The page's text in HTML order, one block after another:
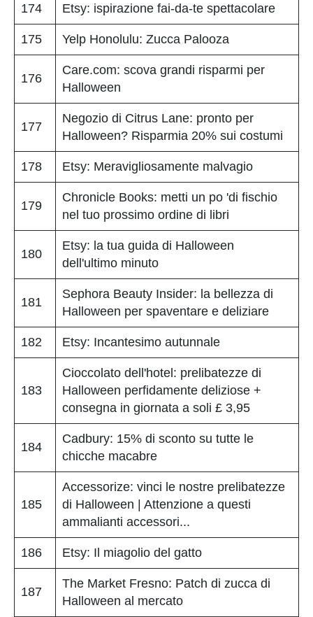
174 Etsy: ispirazione fai-da-te spettacolare
175 Yelp Honolulu: Zucca Palooza
176
Care.com: scova grandi risparmi per
Halloween
177
Negozio di Citrus Lane: pronto per
Halloween? Risparmia 20% sui costumi
178 Etsy: Meravigliosamente malvagio
179
Chronicle Books: metti un po 'di fischio
nel tuo prossimo ordine di libri
180
Etsy: la tua guida di Halloween
dell'ultimo minuto
181
Sephora Beauty Insider: la bellezza di
Halloween per spaventare e deliziare
182 Etsy: Incantesimo autunnale
183
Cioccolato dell'hotel: prelibatezze di
Halloween perfidamente deliziose +
consegna in giornata a soli £ 3,95
184
Cadbury: 15% di sconto su tutte le
chicche macabre
185
Accessorize: vinci le nostre prelibatezze
di Halloween | Attenzione a questi
ammalianti accessori...
186 Etsy: Il miagolio del gatto
187
The Market Fresno: Patch di zucca di
Halloween al mercato